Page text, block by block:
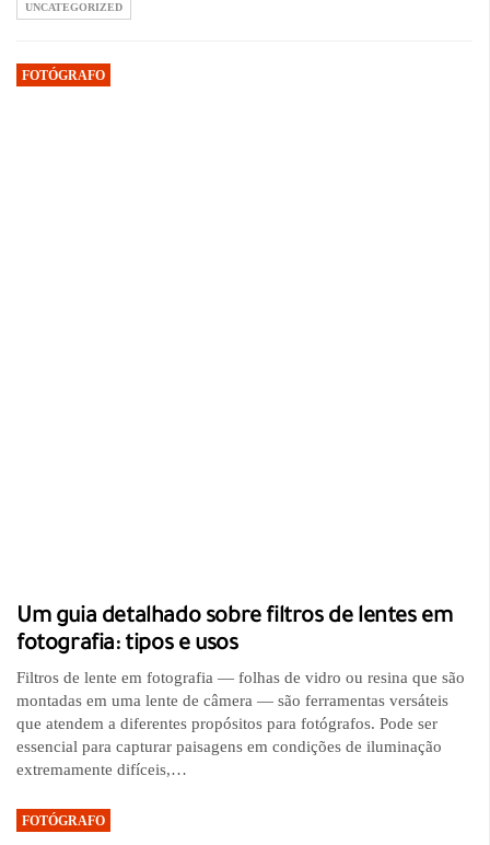
UNCATEGORIZED
FOTÓGRAFO
Um guia detalhado sobre filtros de lentes em
fotografia: tipos e usos
Filtros de lente em fotografia — folhas de vidro ou resina que são
montadas em uma lente de câmera — são ferramentas versáteis
que atendem a diferentes propósitos para fotógrafos. Pode ser
essencial para capturar paisagens em condições de iluminação
extremamente difíceis,…
FOTÓGRAFO